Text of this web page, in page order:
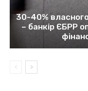
30-40%
– банкір ЄБРР